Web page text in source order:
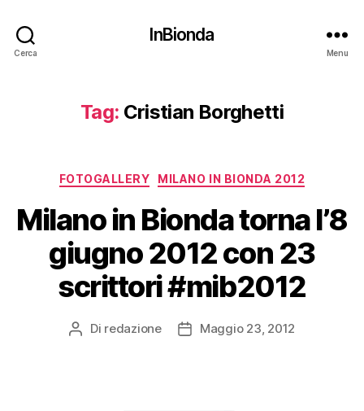
Cerca
InBionda
Menu
Tag: Cristian Borghetti
Categorie
FOTOGALLERY MILANO IN BIONDA 2012
Milano in Bionda torna l’8
giugno 2012 con 23
scrittori #mib2012
Autore
Di redazione
DataMaggio 23, 2012